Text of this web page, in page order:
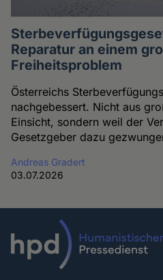
Reparatur an einem
Freiheitsproblem
Österreichs
nachgebessert. Nicht aus
Einsicht, sondern weil der
Gesetzgeber dazu
Andreas Gradert
03.07.2026